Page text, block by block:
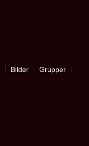
Bilder
Grupper